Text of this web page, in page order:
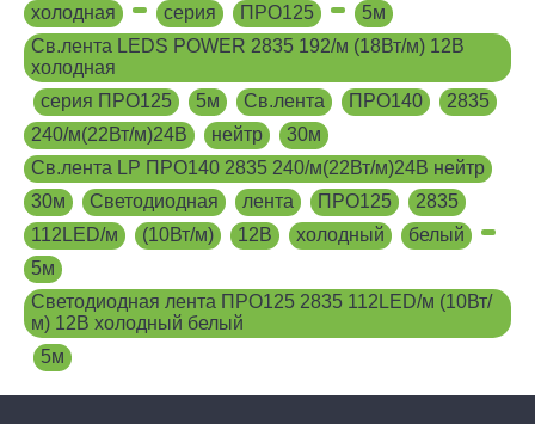
холодная
серия ПРО125 5м
Св.лента LEDS POWER 2835 192/м (18Вт/м) 12В
холодная
серия ПРО125 5м Св.лента ПРО140 2835
240/м(22Вт/м)24В
нейтр 30м
Св.лента LP ПРО140 2835 240/м(22Вт/м)24В нейтр
30м
Светодиодная лента ПРО125 2835
112LED/м
(10Вт/м) 12В холодный белый
5м
Светодиодная лента ПРО125 2835 112LED/м (10Вт/
м) 12В холодный белый
5м